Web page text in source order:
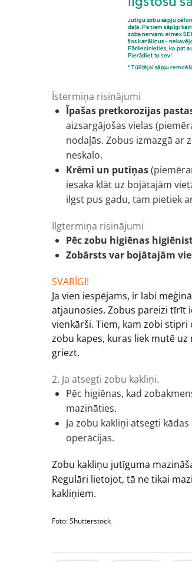
Īstermiņa risinājumi
Īpašas pretkorozijas
aizsargājošas vielas
nodaļās. Zobus izmazgā ar
neskalo.
Krēmi un putiņas
iesaka klāt uz bojātajām
ilgst pus gadu, tam pietiek
Ilgtermiņa risinājumi
Pēc zobu higiēnas
Zobārsts var bojātajām
SVARĪGI!
Ja vien iespējams, ir labi
atjaunosies. Zobus pareizi tīrīt
vienkārši. Tiem, kam zobi
zobu kapes, kuras liek mutē
griezt.
2. Ja atsegti zobu kakliņi.
Pēc higiēnas, kad
mazināties.
Ja zobu kakliņi atsegti
operācijas.
Zobu kakliņu jutīguma
Regulāri lietojot, tā ne tikai
kakliņiem.
Foto: Shutterstock